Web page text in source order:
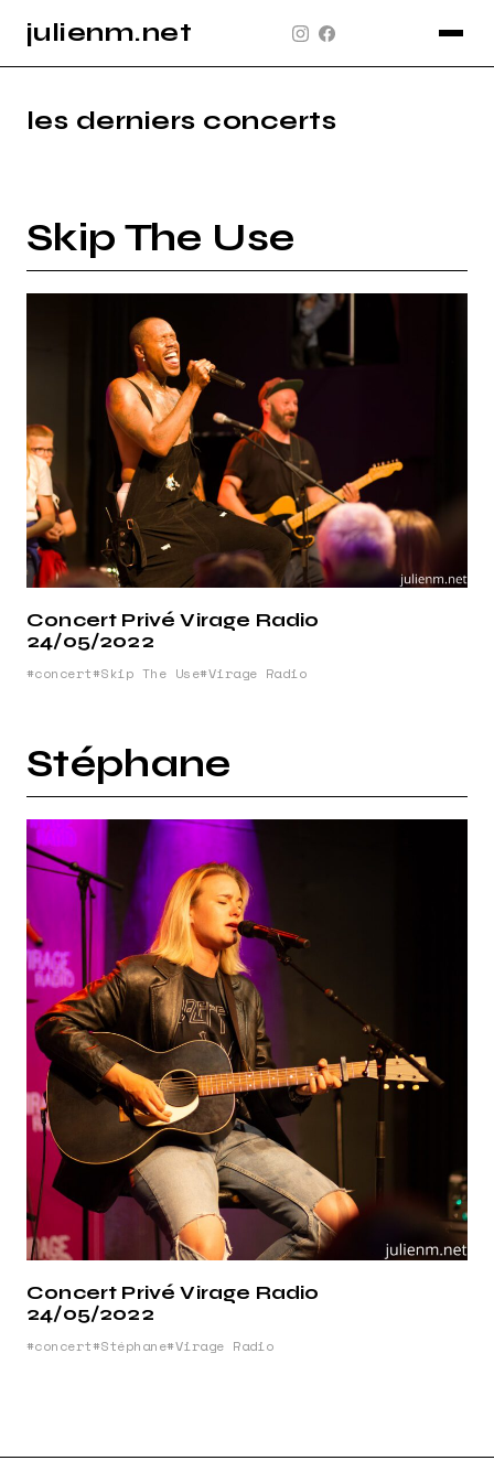
julienm.net
CONCERT
GLASTONBURY
INFO
PLAN DU SITE
les derniers concerts
Skip The Use
Concert Privé Virage Radio
24/05/2022
concert Skip The Use Virage Radio
Stéphane
Concert Privé Virage Radio
24/05/2022
concert Stéphane Virage Radio